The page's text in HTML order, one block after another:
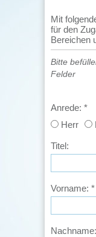
Mit
für den
Bereichen
Bitte
Felder
Anrede: *
Herr
Titel:
Vorname: *
Nachname: